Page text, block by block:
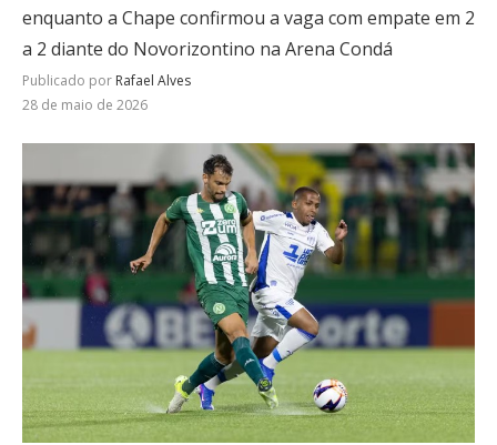
enquanto a Chape confirmou a vaga com empate em 2
a 2 diante do Novorizontino na Arena Condá
Publicado por Rafael Alves
28 de maio de 2026